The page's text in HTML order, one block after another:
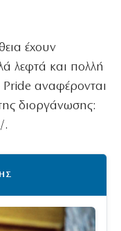
έχουν
λεφτά και πολλή
αναφέρονται
διοργάνωσης:
.